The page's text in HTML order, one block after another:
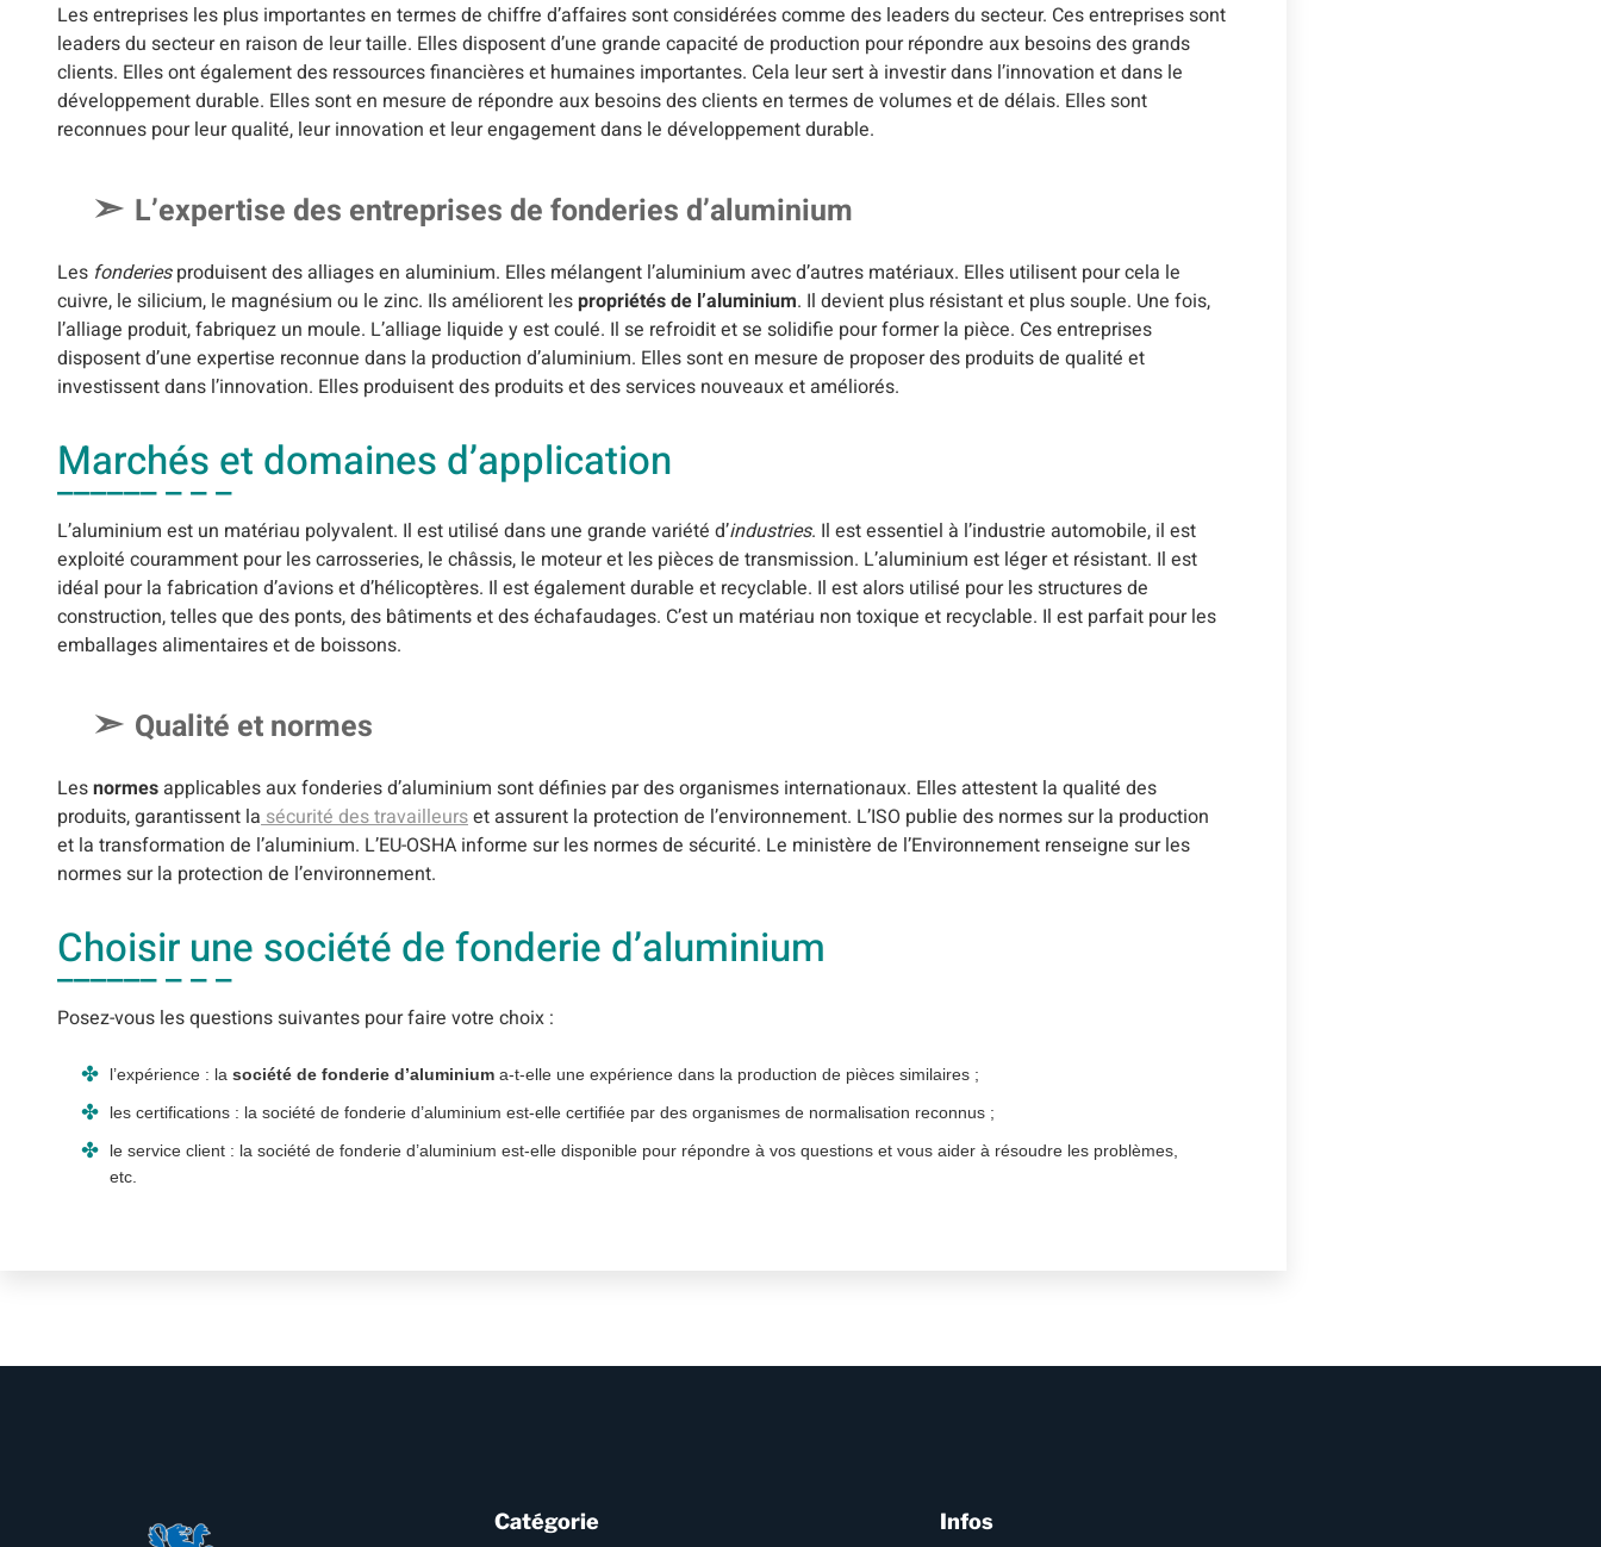
Les entreprises les plus importantes en termes de chiffre d’affaires sont considérées comme des leaders du secteur. Ces entreprises sont
leaders du secteur en raison de leur taille. Elles disposent d’une grande capacité de production pour répondre aux besoins des grands
clients. Elles ont également des ressources financières et humaines importantes. Cela leur sert à investir dans l’innovation et dans le
développement durable. Elles sont en mesure de répondre aux besoins des clients en termes de volumes et de délais. Elles sont
reconnues pour leur qualité, leur innovation et leur engagement dans le développement durable.
L’expertise des entreprises de fonderies d’aluminium
Les fonderiesproduisent des alliages en aluminium. Elles mélangent l’aluminium avec d’autres matériaux. Elles utilisent pour cela le
cuivre, le silicium, le magnésium ou le zinc. Ils améliorent lespropriétés de l’aluminium. Il devient plus résistant et plus souple. Une fois,
l’alliage produit, fabriquez un moule. L’alliage liquide y est coulé. Il se refroidit et se solidifie pour former la pièce. Ces entreprises
disposent d’une expertise reconnue dans la production d’aluminium. Elles sont en mesure de proposer des produits de qualité et
investissent dans l’innovation. Elles produisent des produits et des services nouveaux et améliorés.
Marchés et domaines d’application
L’aluminium est un matériau polyvalent. Il est utilisé dans une grande variété d’industries. Il est essentiel à l’industrie automobile, il est
exploité couramment pour les carrosseries, le châssis, le moteur et les pièces de transmission. L’aluminium est léger et résistant. Il est
idéal pour la fabrication d’avions et d’hélicoptères. Il est également durable et recyclable. Il est alors utilisé pour les structures de
construction, telles que des ponts, des bâtiments et des échafaudages. C’est un matériau non toxique et recyclable. Il est parfait pour les
emballages alimentaires et de boissons.
Qualité et normes
Lesnormes applicables aux fonderies d’aluminium sont définies par des organismes internationaux. Elles attestent la qualité des
produits, garantissent lasécurité des travailleurset assurent la protection de l’environnement. L’ISO publie des normes sur la production
et la transformation de l’aluminium. L’EU-OSHA informe sur les normes de sécurité. Le ministère de l’Environnement renseigne sur les
normes sur la protection de l’environnement.
Choisir une société de fonderie d’aluminium
Posez-vous les questions suivantes pour faire votre choix :
l’expérience : la société de fonderie d’aluminium a-t-elle une expérience dans la production de pièces similaires ;
les certifications : la société de fonderie d’aluminium est-elle certifiée par des organismes de normalisation reconnus ;
le service client : la société de fonderie d’aluminium est-elle disponible pour répondre à vos questions et vous aider à résoudre les problèmes,
etc.
Catégorie Infos